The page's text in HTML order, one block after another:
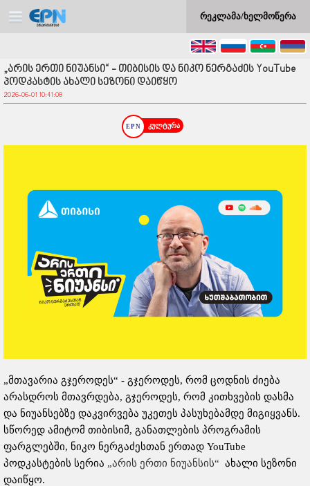
რეკლამა/ხელმოწერა
„არის ერთი ნიუანსი“ - თიბისის და ნიკო ნერგაძის YouTube
პოდკასტის ახალი სეზონი დაიწყო
2026-06-01 10:41:08
კულტურა
„მთავარია გჯეროდეს“ - გჯეროდეს, რომ ცოდნის ძიება
არასდროს მთავრდება, გჯეროდეს, რომ კითხვების დასმა
და ნიუანსებზე დაკვირვება უკეთეს პასუხებამდე მიგიყვანს.
სწორედ ამიტომ თიბისიმ, განათლების პროგრამის
ფარგლებში, ნიკო ნერგაძესთან ერთად YouTube
პოდკასტების სერია „არის ერთი ნიუანსის“ ახალი სეზონი
დაიწყო.